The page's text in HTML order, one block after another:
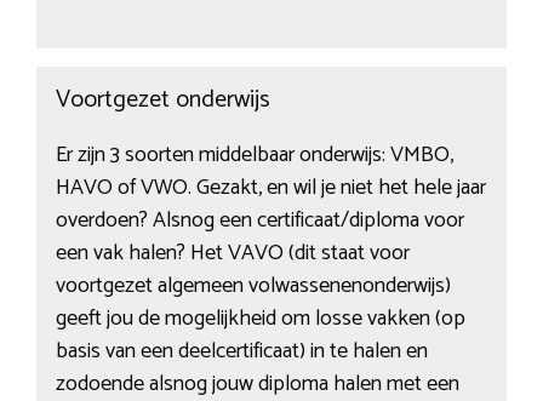
Voortgezet onderwijs
Er zijn 3 soorten middelbaar onderwijs: VMBO,
HAVO of VWO. Gezakt, en wil je niet het hele jaar
overdoen? Alsnog een certificaat/diploma voor
een vak halen? Het VAVO (dit staat voor
voortgezet algemeen volwassenenonderwijs)
geeft jou de mogelijkheid om losse vakken (op
basis van een deelcertificaat) in te halen en
zodoende alsnog jouw diploma halen met een